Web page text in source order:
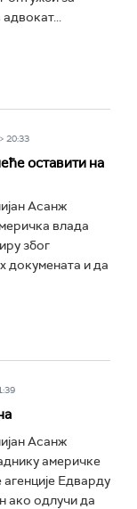
20:33
оставити на
Асанж
влада
због
докумената и да
Асанж
америчке
Едварду
ако одлучи да